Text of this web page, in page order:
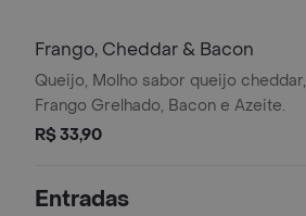
Frango, Cheddar & Bacon
Queijo, Molho sabor queijo cheddar,
Frango Grelhado, Bacon e Azeite.
R$ 33,90
Entradas